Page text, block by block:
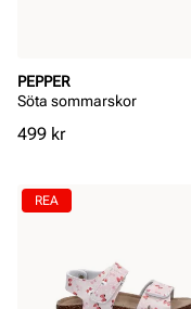
PEPPER
Söta sommarskor
Pris
499 kr
REA